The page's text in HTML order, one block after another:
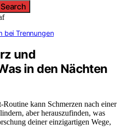
Search
bei Trennungen
und
in den Nächten
kann Schmerzen nach einer
aber herauszufinden, was
deiner einzigartigen Wege,